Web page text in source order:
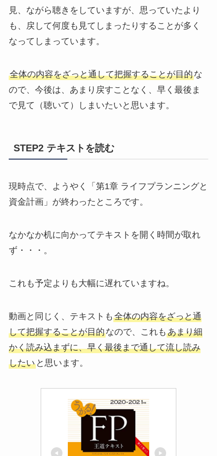
見、ながら聴きをしていますが、思っていたより
も、戻して何度も見てしまったりすることが多く
なってしまっています。
全体の内容をざっと通して把握することが目的な
ので、今後は、あまり戻すことなく、早く最後ま
で見て（聴いて）しまいたいと思います。
STEP2 テキストを読む
現時点で、ようやく「第1章 ライフプランニングと
資金計画」が終わったところです。
なかなか机に向かってテキストを開く時間が取れ
ず・・・。
これも予定よりも大幅に遅れていますね。
動画と同じく、テキストも 全体の内容をざっと通
して把握することが目的なので、これも あまり細
かく読み込まずに、早く最後まで通して流し読み
したいと思います。